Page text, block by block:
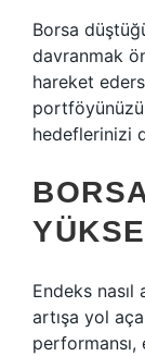
Borsa
davranmak
hareket
hedeflerinizi
Endeks
artışa yol